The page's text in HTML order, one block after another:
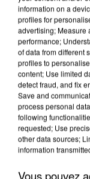
APRÈS
DE FAUNE
information on a
profiles for
advertising; Measure
performance;
of data from different
profiles to
content; Use limited
detect fraud, and fix
Save and
process personal
following
requested; Use
other data sources;
information
Vous pouvez